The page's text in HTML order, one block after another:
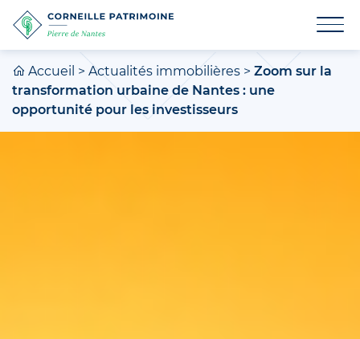
Accueil > Actualités immobilières > Zoom sur la
transformation urbaine de Nantes : une
opportunité pour les investisseurs